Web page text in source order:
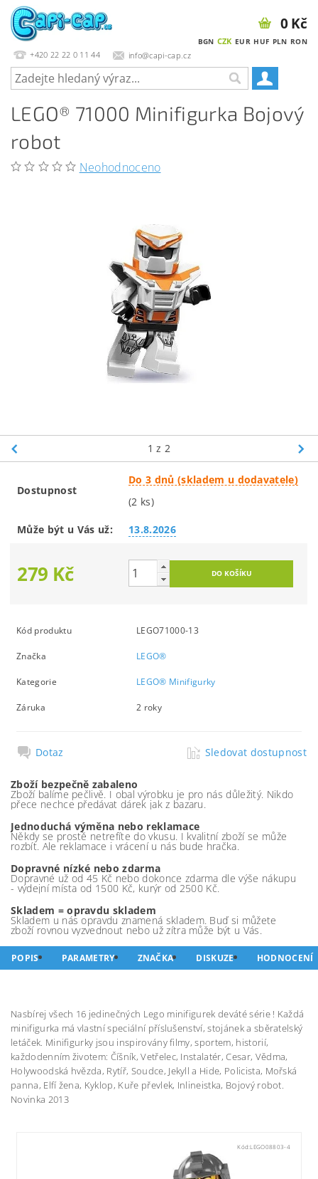
+420 22 22 0 11 44 info@capi-cap.cz
BGN CZK EUR HUF PLN RON
0 Kč
LEGO® 71000 Minifigurka Bojový
robot
Neohodnoceno
1 z 2
Dostupnost
Do 3 dnů (skladem u dodavatele)
(2 ks)
Může být u Vás už: 13.8.2026
279 Kč
Kód produktu LEGO71000-13
Značka LEGO®
Kategorie LEGO® Minifigurky
Záruka 2 roky
Dotaz Sledovat dostupnost
Zboží bezpečně zabaleno
Zboží balíme pečlivě. I obal výrobku je pro nás důležitý. Nikdo
přece nechce předávat dárek jak z bazaru.
Jednoduchá výměna nebo reklamace
Někdy se prostě netrefíte do vkusu. I kvalitní zboží se může
rozbít. Ale reklamace i vrácení u nás bude hračka.
Dopravné nízké nebo zdarma
Dopravné už od 45 Kč nebo dokonce zdarma dle výše nákupu
- výdejní místa od 1500 Kč, kurýr od 2500 Kč.
Skladem = opravdu skladem
Skladem u nás opravdu znamená skladem. Buď si můžete
zboží rovnou vyzvednout nebo už zítra může být u Vás.
POPIS PARAMETRY ZNAČKA DISKUZE HODNOCENÍ
Nasbírej všech 16 jedinečných Lego minifigurek deváté série ! Každá
minifigurka má vlastní speciální příslušenství, stojánek a sběratelský
letáček. Minifigurky jsou inspirovány filmy, sportem, historií,
každodenním životem: Číšník, Vetřelec, Instalatér, Cesar, Vědma,
Holywoodská hvězda, Rytíř, Soudce, Jekyll a Hide, Policista, Mořská
panna, Elfí žena, Kyklop, Kuře převlek, Inlineistka, Bojový robot.
Novinka 2013
Kód:LEGO08803-4